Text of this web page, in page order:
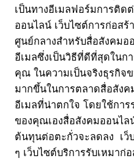
เป็นทางอีเมลฟอร์มการติด
ออนไลน์ เว็บไซต์การก่อส
ศูนย์กลางสำหรับสื่อสังคมอ
อีเมลซึ่งเป็นวิธีที่ดีที่สุดในก
คุณ ในความเป็นจริงธุรกิจ
มากขึ้นในการตลาดสื่อสัง
อีเมลที่น่าตกใจ โดยใช้กา
ของคุณเองสื่อสังคมออนไล
ต้นทุนต่อตะกั่วจะลดลง เ
ๆ เว็บไซต์บริการรับเหมา